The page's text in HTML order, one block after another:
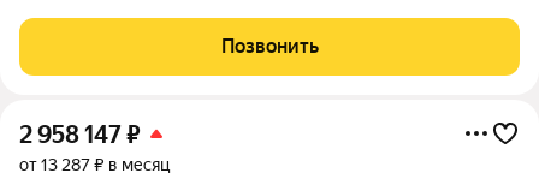
автобуса, остановка вблизи дома. Возможен обмен на участок
(до 1.2млн.) с доплатой в
Позвонить
2 958 147₽
от 13 287 ₽ в месяц